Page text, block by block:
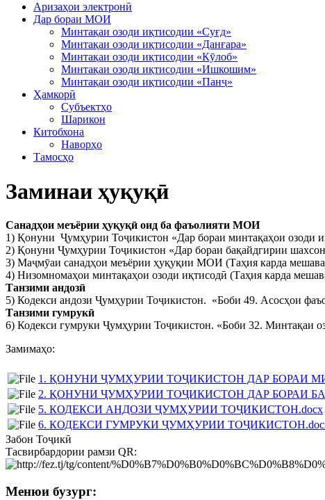
Аризаҳои электронӣ
Дар бораи МОИ
Минтақаи озоди иқтисодии «Суғд»
Минтақаи озоди иқтисодии «Данғара»
Минтақаи озоди иқтисодии «Кӯлоб»
Минтақаи озоди иқтисодии «Ишкошим»
Минтақаи озоди иқтисодии «Панҷ»
Ҳамкорӣ
Субъектҳо
Шарикон
Китобхона
Наворҳо
Тамосҳо
Заминаи ҳуқуқӣ
Санадҳои меъёрии ҳуқуқӣ оид ба фаъолияти МОИ
1) Қонуни Ҷумҳурии Тоҷикистон «Дар бораи минтақаҳои озоди
2) Қонуни Ҷумҳурии Тоҷикистон «Дар бораи бақайдгирии
3) Маҷмӯаи санадҳои меъёрии ҳуқуқии МОИ (Таҳия карда
4) Низомномаҳои минтақаҳои озоди иқтисодӣ (Таҳия карда
Танзими андозӣ
5) Кодекси андози Ҷумҳурии Тоҷикистон. «Боби 49. Асосҳои
Танзими гумрукӣ
6) Кодекси гумруки Ҷумҳурии Тоҷикистон. «Боби 32. Минтақаи
Замимаҳо:
1. ҚОНУНИ ҶУМҲУРИИ ТОҶИКИСТОН ДАР БОРАИ
2. ҚОНУНИ ҶУМҲУРИИ ТОҶИКИСТОН ДАР БОРАИ
5. КОДЕКСИ АНДОЗИ ҶУМҲУРИИ ТОҶИКИСТОН.docx
6. КОДЕКСИ ГУМРУКИ ҶУМҲУРИИ
Забон Тоҷикӣ
Тасвирбардории рамзи QR:
Менюи бузург: